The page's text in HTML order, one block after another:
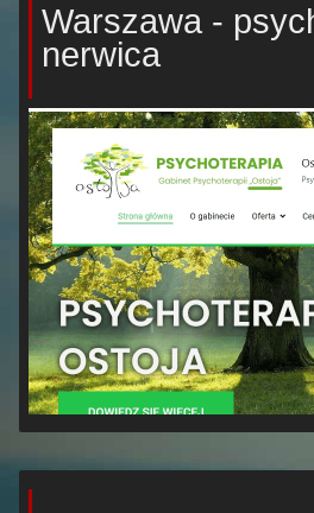
Warszawa -
nerwica